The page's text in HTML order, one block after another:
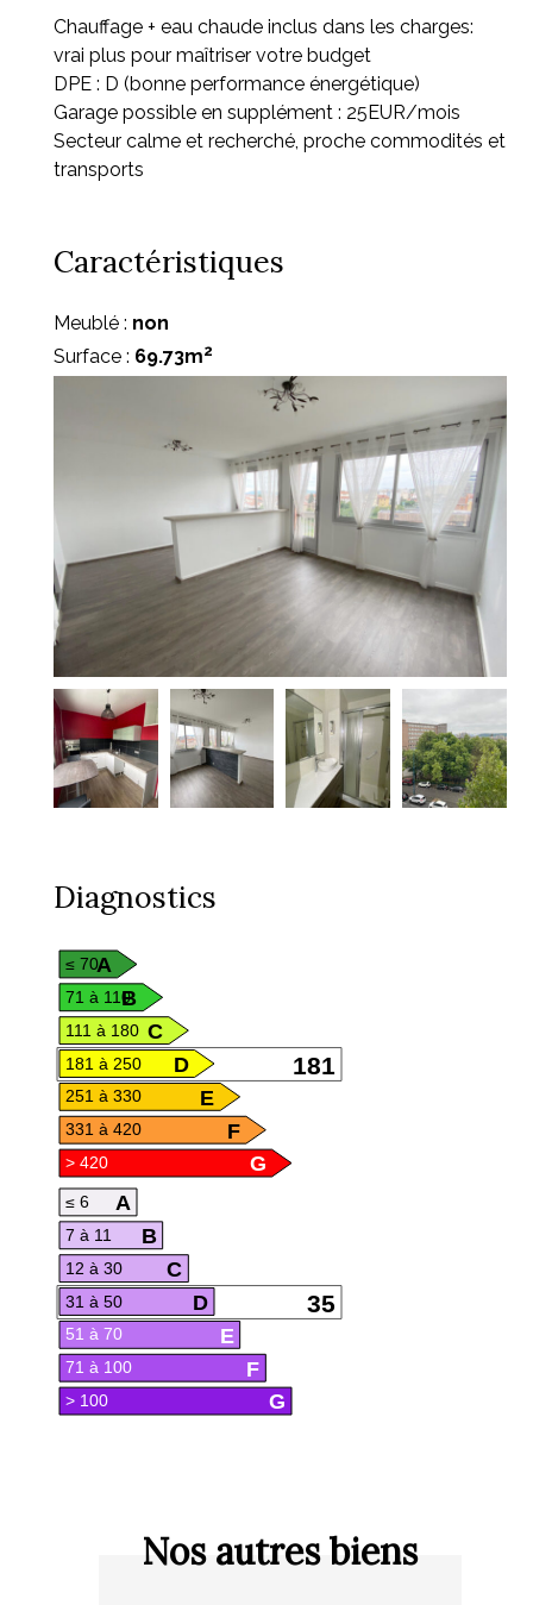
Chauffage + eau chaude inclus dans les charges:
vrai plus pour maîtriser votre budget
DPE : D (bonne performance énergétique)
Garage possible en supplément : 25EUR/mois
Secteur calme et recherché, proche commodités et
transports
Caractéristiques
Meublé : non
Surface : 69.73m2
Diagnostics
A
≤ 70
B
71 à 110
C
111 à 180
181
D
181 à 250
E
251 à 330
F
331 à 420
G
> 420
A
≤ 6
B
7 à 11
C
12 à 30
35
D
31 à 50
E
51 à 70
F
71 à 100
G
> 100
Nos autres biens